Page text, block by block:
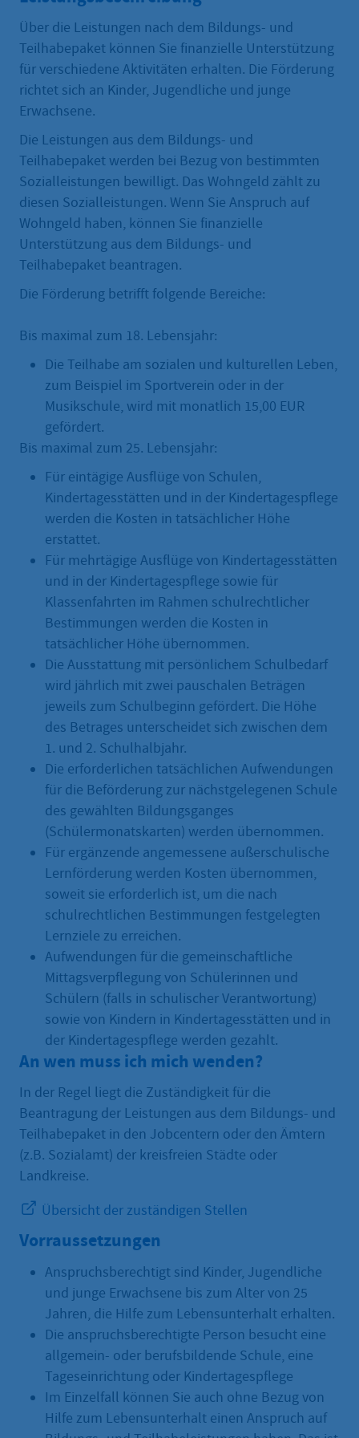
Über die Leistungen nach dem Bildungs- und
Teilhabepaket können Sie finanzielle Unterstützung
für verschiedene Aktivitäten erhalten. Die Förderung
richtet sich an Kinder, Jugendliche und junge
Erwachsene.
Die Leistungen aus dem Bildungs- und
Teilhabepaket werden bei Bezug von bestimmten
Sozialleistungen bewilligt. Das Wohngeld zählt zu
diesen Sozialleistungen. Wenn Sie Anspruch auf
Wohngeld haben, können Sie finanzielle
Unterstützung aus dem Bildungs- und
Teilhabepaket beantragen.
Die Förderung betrifft folgende Bereiche:
Bis maximal zum 18. Lebensjahr:
Die Teilhabe am sozialen und kulturellen Leben,
zum Beispiel im Sportverein oder in der
Musikschule, wird mit monatlich 15,00 EUR
gefördert.
Bis maximal zum 25. Lebensjahr:
Für eintägige Ausflüge von Schulen,
Kindertagesstätten und in der Kindertagespflege
werden die Kosten in tatsächlicher Höhe
erstattet.
Für mehrtägige Ausflüge von Kindertagesstätten
und in der Kindertagespflege sowie für
Klassenfahrten im Rahmen schulrechtlicher
Bestimmungen werden die Kosten in
tatsächlicher Höhe übernommen.
Die Ausstattung mit persönlichem Schulbedarf
wird jährlich mit zwei pauschalen Beträgen
jeweils zum Schulbeginn gefördert. Die Höhe
des Betrages unterscheidet sich zwischen dem
1. und 2. Schulhalbjahr.
Die erforderlichen tatsächlichen Aufwendungen
für die Beförderung zur nächstgelegenen Schule
des gewählten Bildungsganges
(Schülermonatskarten) werden übernommen.
Für ergänzende angemessene außerschulische
Lernförderung werden Kosten übernommen,
soweit sie erforderlich ist, um die nach
schulrechtlichen Bestimmungen festgelegten
Lernziele zu erreichen.
Aufwendungen für die gemeinschaftliche
Mittagsverpflegung von Schülerinnen und
Schülern (falls in schulischer Verantwortung)
sowie von Kindern in Kindertagesstätten und in
der Kindertagespflege werden gezahlt.
An wen muss ich mich wenden?
In der Regel liegt die Zuständigkeit für die
Beantragung der Leistungen aus dem Bildungs- und
Teilhabepaket in den Jobcentern oder den Ämtern
(z.B. Sozialamt) der kreisfreien Städte oder
Landkreise.
Übersicht der zuständigen Stellen
Vorraussetzungen
Anspruchsberechtigt sind Kinder, Jugendliche
und junge Erwachsene bis zum Alter von 25
Jahren, die Hilfe zum Lebensunterhalt erhalten.
Die anspruchsberechtigte Person besucht eine
allgemein- oder berufsbildende Schule, eine
Tageseinrichtung oder Kindertagespflege
Im Einzelfall können Sie auch ohne Bezug von
Hilfe zum Lebensunterhalt einen Anspruch auf